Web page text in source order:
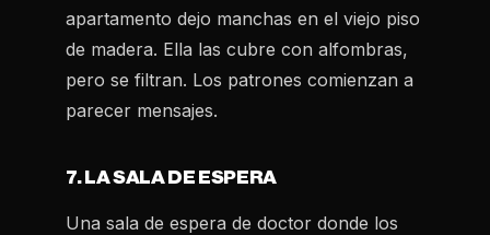
apartamento dejo manchas en el viejo piso
de madera. Ella las cubre con alfombras,
pero se filtran. Los patrones comienzan a
parecer mensajes.
7. LA SALA DE ESPERA
Una sala de espera de doctor donde los